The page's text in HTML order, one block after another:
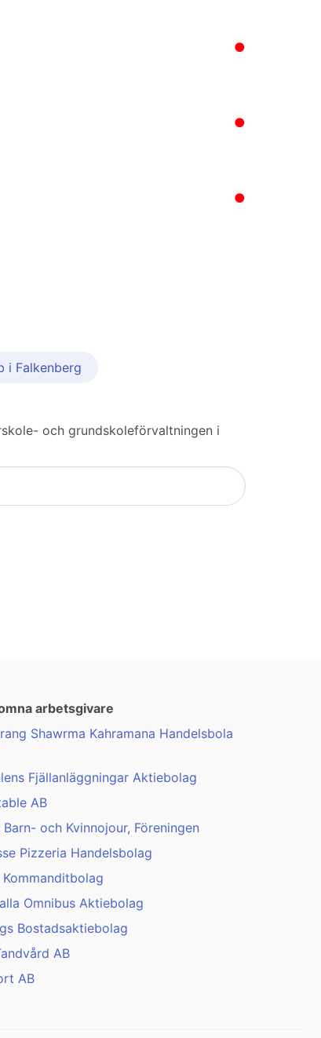
●
●
●
i Falkenberg
och grundskoleförvaltningen i
arbetsgivare
Shawrma Kahramana Handelsbola
Fjällanläggningar Aktiebolag
AB
Barn- och Kvinnojour, Föreningen
Pizzeria Handelsbolag
Kommanditbolag
Omnibus Aktiebolag
Bostadsaktiebolag
AB
AB